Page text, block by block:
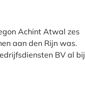
Achint Atwal zes
aan den Rijn was.
BV al bij